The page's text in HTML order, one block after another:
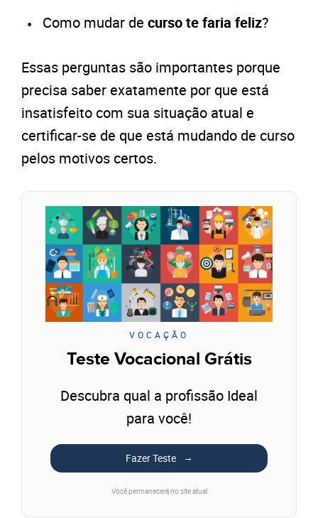
Como mudar de curso te faria feliz?
Essas perguntas são importantes porque
precisa saber exatamente por que está
insatisfeito com sua situação atual e
certificar-se de que está mudando de curso
pelos motivos certos.
VOCAÇÃO
Teste Vocacional Grátis
Descubra qual a profissão Ideal
para você!
Fazer Teste
Você permanecerá no site atual